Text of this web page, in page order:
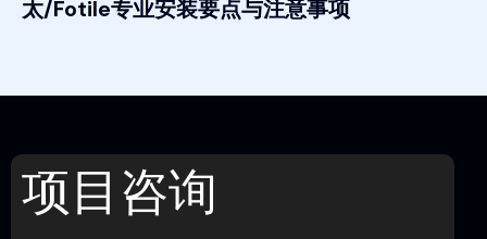
太/Fotile专业安装要点与注意事项
项目咨询